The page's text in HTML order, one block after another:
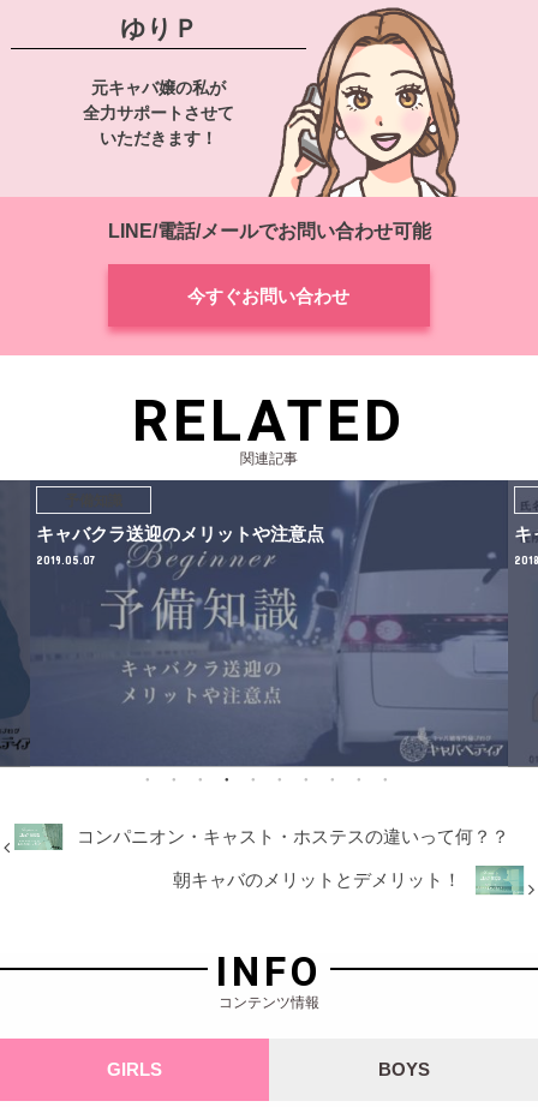
ゆりＰ
元キャバ嬢の私が
全力サポートさせて
いただきます！
LINE/電話/メールでお問い合わせ可能
今すぐお問い合わせ
RELATED
関連記事
キャバクラ送迎のメリットや注意点
2019.05.07
キ
コンパニオン・キャスト・ホステスの違いって何？？
朝キャバのメリットとデメリット！
INFO
コンテンツ情報
GIRLS BOYS